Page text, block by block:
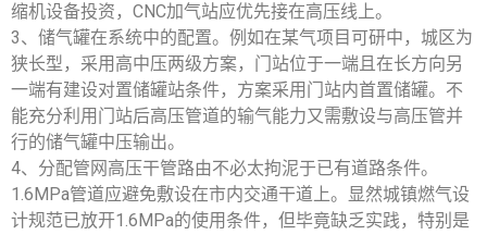
缩机设备投资，CNC加气站应优先接在高压线上。
3、储气罐在系统中的配置。例如在某气项目可研中，城区为
狭长型，采用高中压两级方案，门站位于一端且在长方向另
一端有建设对置储罐站条件，方案采用门站内首置储罐。不
能充分利用门站后高压管道的输气能力又需敷设与高压管并
行的储气罐中压输出。
4、分配管网高压干管路由不必太拘泥于已有道路条件。
1.6MPa管道应避免敷设在市内交通干道上。显然城镇燃气设
计规范已放开1.6MPa的使用条件，但毕竟缺乏实践，特别是